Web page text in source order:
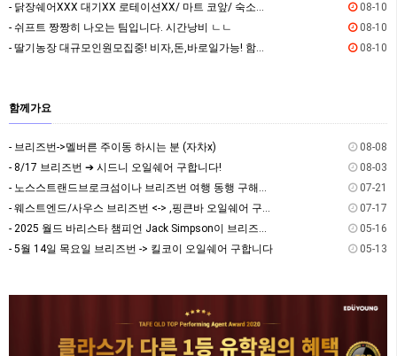
08-10
- 쉬프트 짱짱히 나오는 팀입니다. 시간낭비 ㄴㄴ
08-10
08-10
함께가요
- 브리즈번->멜버른 주이동 하시는 분 (자차x)
08-08
- 8/17 브리즈번 ➔ 시드니 오일쉐어 구합니다!
08-03
07-21
07-17
05-16
- 5월 14일 목요일 브리즈번 -> 킬코이 오일쉐어 구합니다
05-13